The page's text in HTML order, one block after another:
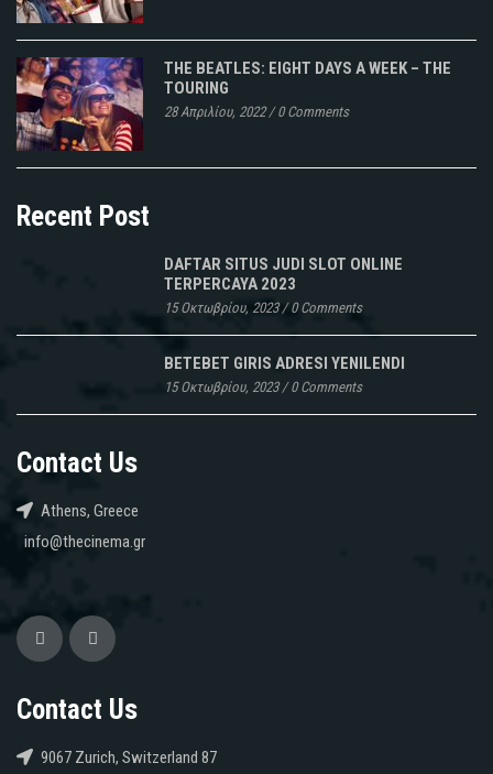
THE BEATLES: EIGHT DAYS A WEEK – THE
TOURING
28 Απριλίου, 2022/0 Comments
Recent Post
DAFTAR SITUS JUDI SLOT ONLINE
TERPERCAYA 2023
15 Οκτωβρίου, 2023/0 Comments
BETEBET GIRIS ADRESI YENILENDI
15 Οκτωβρίου, 2023/0 Comments
Contact Us
Athens, Greece
info@thecinema.gr
Contact Us
9067 Zurich, Switzerland 87